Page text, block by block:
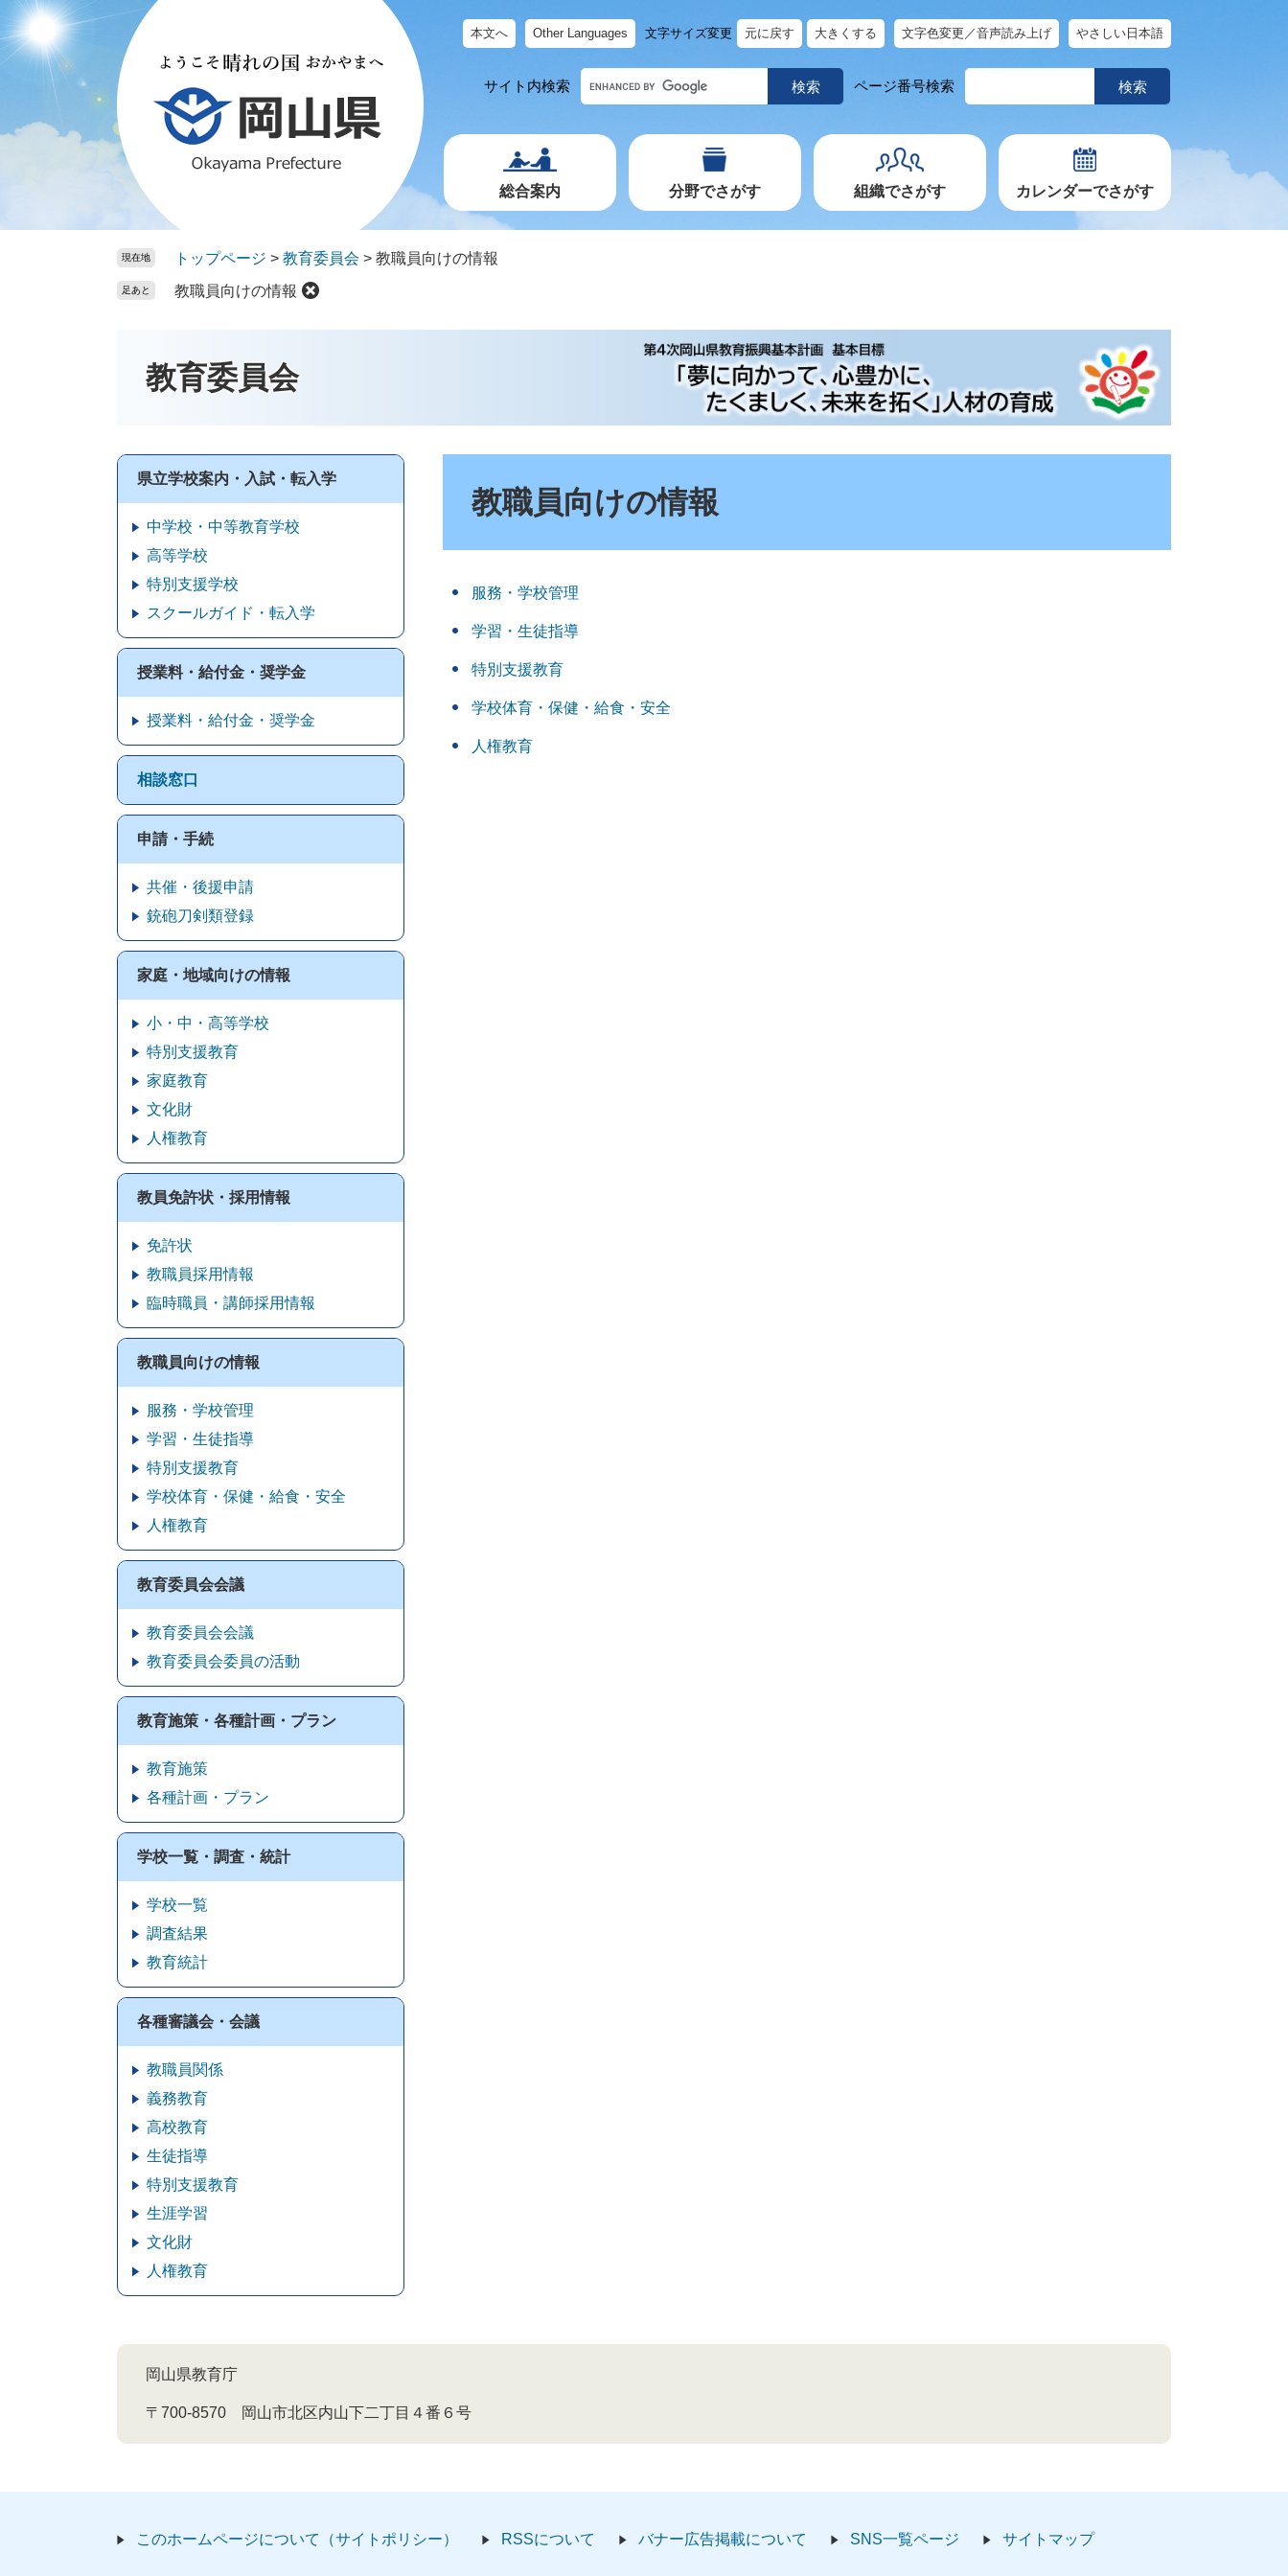
ー
ジ
ニ
ュ
本文へ Other Languages 文字サイズ変更 元に戻す 大きくする 文字色変更／音声読み上げ やさしい日本語
サイト内検索
キ
ー
ワ
ド
ページ番号検索
ペ
ジ
号
総合案内 分野でさがす 組織でさがす カレンダーでさがす
現在地 トップページ > 教育委員会 > 教職員向けの情報
足あと 教職員向けの情報
教育委員会
教職員向けの情報
服務・学校管理
学習・生徒指導
特別支援教育
学校体育・保健・給食・安全
人権教育
県立学校案内・入試・転入学
中学校・中等教育学校
高等学校
特別支援学校
スクールガイド・転入学
授業料・給付金・奨学金
授業料・給付金・奨学金
相談窓口
申請・手続
共催・後援申請
銃砲刀剣類登録
家庭・地域向けの情報
小・中・高等学校
特別支援教育
家庭教育
文化財
人権教育
教員免許状・採用情報
免許状
教職員採用情報
臨時職員・講師採用情報
教職員向けの情報
服務・学校管理
学習・生徒指導
特別支援教育
学校体育・保健・給食・安全
人権教育
教育委員会会議
教育委員会会議
教育委員会委員の活動
教育施策・各種計画・プラン
教育施策
各種計画・プラン
学校一覧・調査・統計
学校一覧
調査結果
教育統計
各種審議会・会議
教職員関係
義務教育
高校教育
生徒指導
特別支援教育
生涯学習
文化財
人権教育
岡山県教育庁
〒700-8570 岡山市北区内山下二丁目４番６号
このホームページについて（サイトポリシー） RSSについて バナー広告掲載について SNS一覧ページ サイトマップ